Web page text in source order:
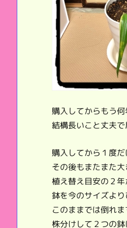
購入してからもう何
結構長いこと丈夫で
購入してから１度
その後もまたまた
植え替え目安の２
鉢を今のサイズよ
このままでは倒れ
株分けして２つの